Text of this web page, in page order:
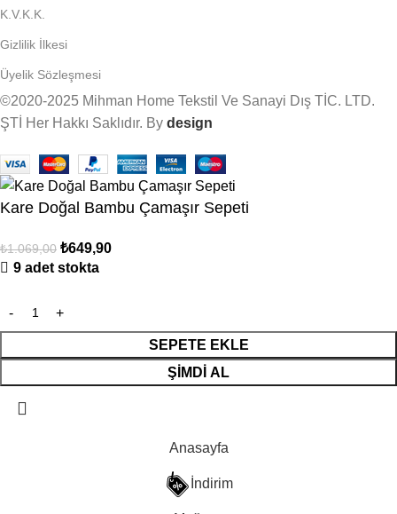
K.V.K.K.
Gizlilik İlkesi
Üyelik Sözleşmesi
©2020-2025 Mihman Home Tekstil Ve Sanayi Dış TİC. LTD.
ŞTİ Her Hakkı Saklıdır. By design
Kare Doğal Bambu Çamaşır Sepeti
₺1.069,00 ₺649,90
9 adet stokta
SEPETE EKLE
ŞIMDI AL
Anasayfa
İndirim